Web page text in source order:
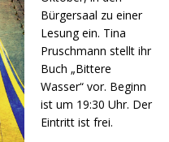
Bürgersaal zu einer
Lesung ein. Tina
Pruschmann stellt ihr
Buch „Bittere
Wasser“ vor. Beginn
ist um 19:30 Uhr. Der
Eintritt ist frei.